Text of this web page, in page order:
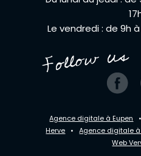
Le vendredi : de 9h à
Agence digitale à Eupen •
Herve
• Agence digitale
Web